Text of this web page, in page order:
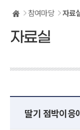
참여마당 자료
자료실
딸기 점박이응